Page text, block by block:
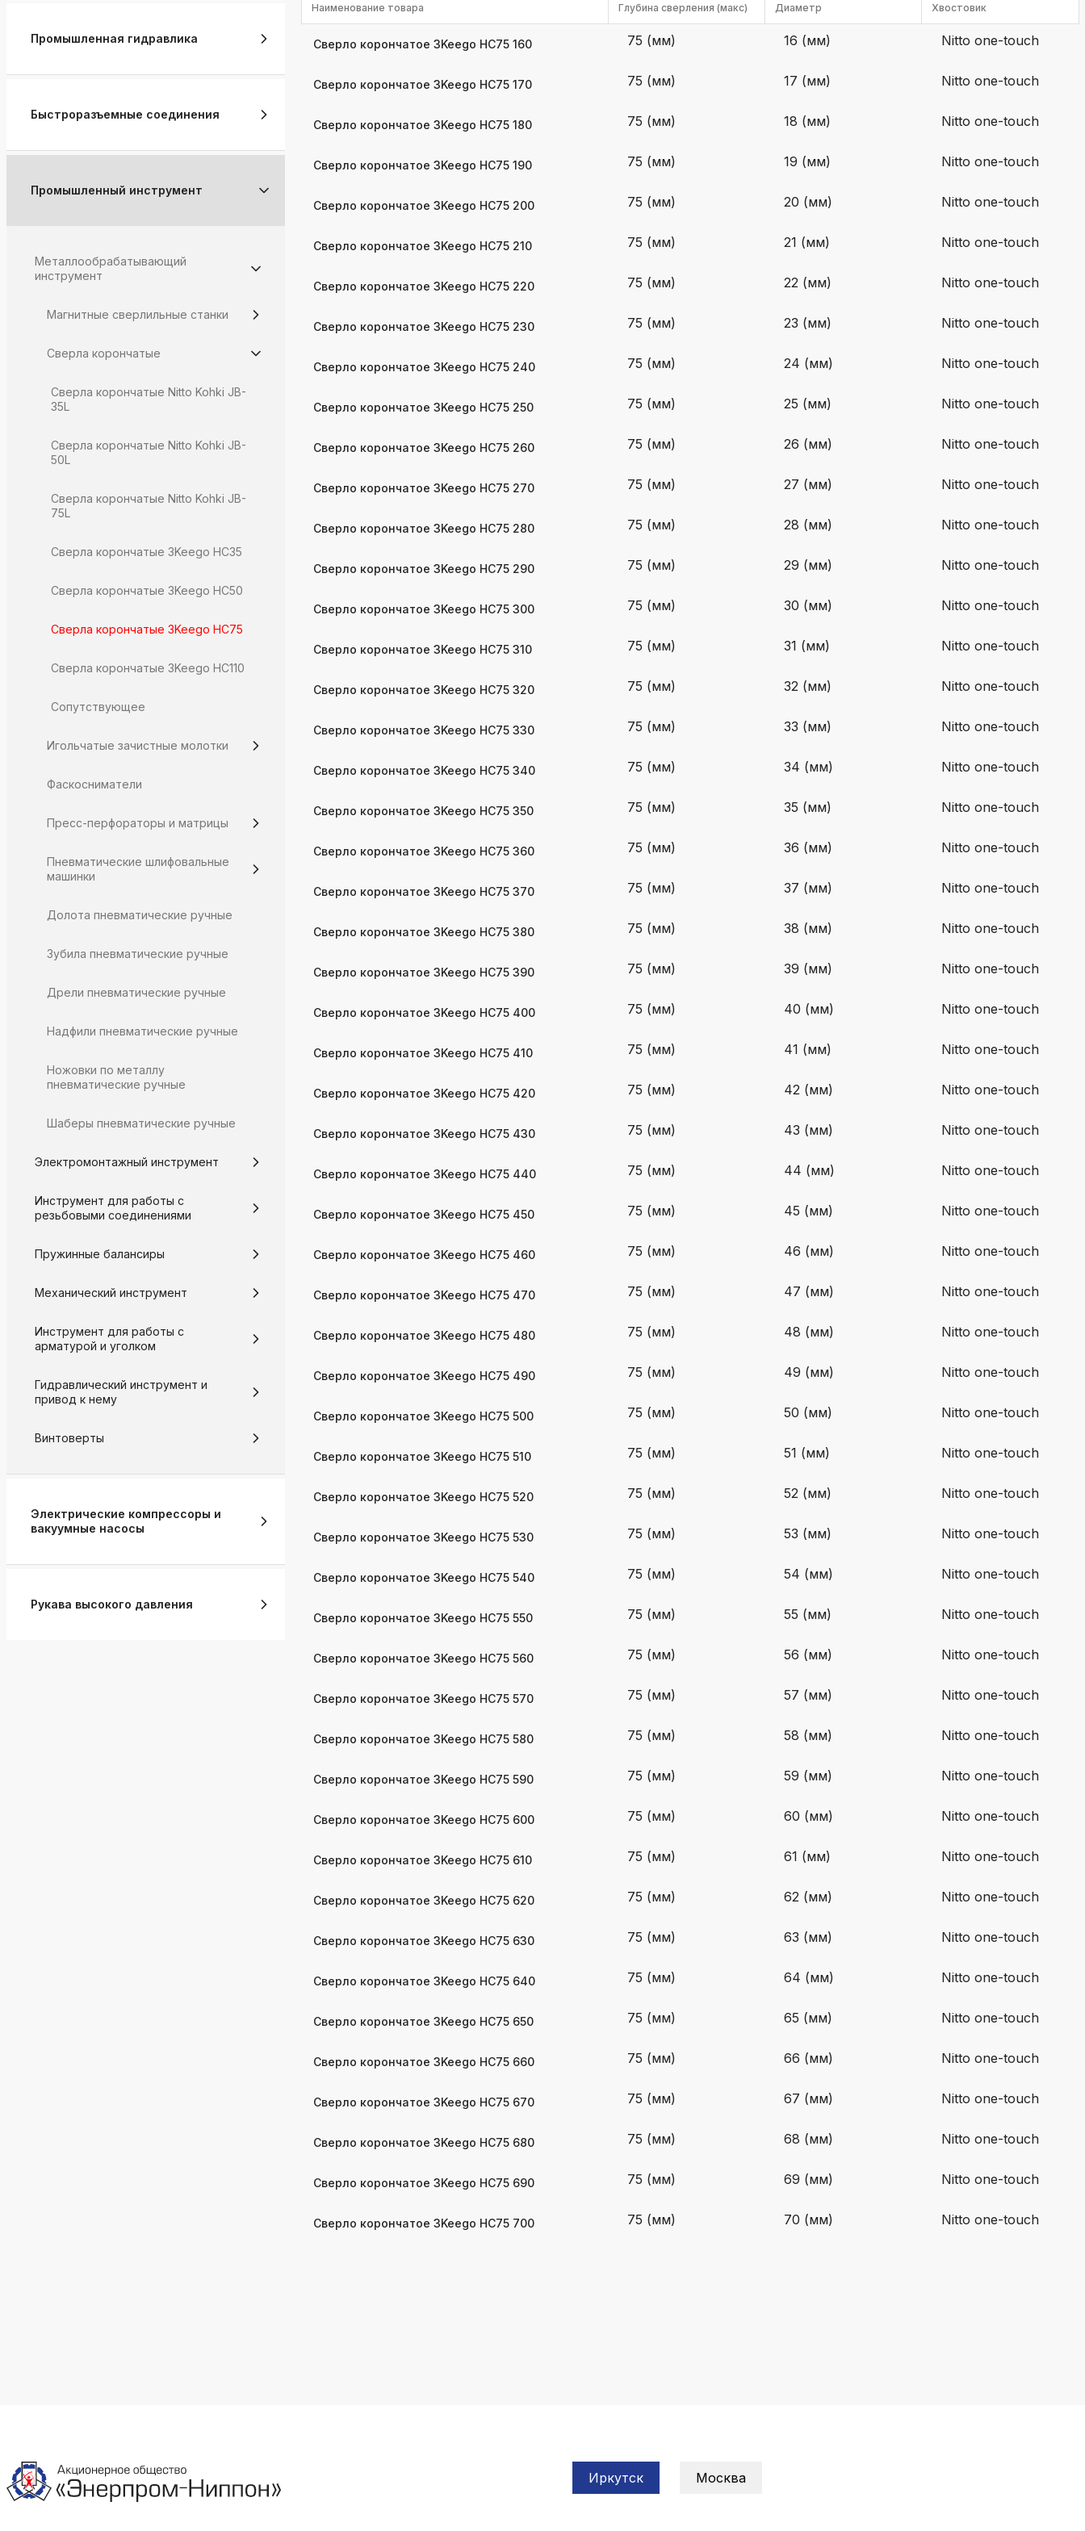
ksldkfjsdlfkjsls;ldfkgjsdl;kfkфыва
ksldkfjsdlfkjsls;ldfkgjsdl;kfkфыва
k
k
ksldkfjsdlfkjsls;ldfkgjsdl;kfkфыва
ksldkfjsdlfkjsls;ldfkgjsdl;kfkфыва
ksldkfjsdlfkjsls;ldfkgjsdl;kfkфыва
ksldkfjsdlfkjsls;ldfkgjsdl;kfkфыва
ksldkfjsdlfkjsls;ldfkgjsdl;kfkфыва
k
ksldkfjsdlfkjsls;ldfkgjsdl;kfkфыва
k
ksldkfjsdlfkjsls;ldfkgjsdl;kfkфыва
ksldkfjsdlfkjsls;ldfkgjsdl;kfkфыва
ksldkfjsdlfkjsls;ldfkgjsdl;kfkфыва
ksldkfjsdlfkjsls;ldfkgjsdl;kfkфыва
ksldkfjsdlfkjsls;ldfkgjsdl;kfkфыва
Промышленная гидравлика
Быстроразъемные соединения
Промышленный инструмент
Металлообрабатывающий
инструмент
Магнитные сверлильные станки
Сверла корончатые
Сверла корончатые Nitto Kohki JB-
35L
Сверла корончатые Nitto Kohki JB-
50L
Сверла корончатые Nitto Kohki JB-
75L
Сверла корончатые 3Keego HC35
Сверла корончатые 3Keego HC50
Сверла корончатые 3Keego HC75
Сверла корончатые 3Keego HC110
Сопутствующее
Игольчатые зачистные молотки
Фаскосниматели
Пресс-перфораторы и матрицы
Пневматические шлифовальные
машинки
Долота пневматические ручные
Зубила пневматические ручные
Дрели пневматические ручные
Надфили пневматические ручные
Ножовки по металлу
пневматические ручные
Шаберы пневматические ручные
Электромонтажный инструмент
Инструмент для работы с
резьбовыми соединениями
Пружинные балансиры
Механический инструмент
Инструмент для работы с
арматурой и уголком
Гидравлический инструмент и
привод к нему
Винтоверты
Электрические компрессоры и
вакуумные насосы
Рукава высокого давления
Наименование товара Глубина сверления (макс) Диаметр Хвостовик
Сверло корончатое 3Keego HC75 160 75 (мм) 16 (мм) Nitto one-touch
Сверло корончатое 3Keego HC75 170 75 (мм) 17 (мм) Nitto one-touch
Сверло корончатое 3Keego HC75 180 75 (мм) 18 (мм) Nitto one-touch
Сверло корончатое 3Keego HC75 190 75 (мм) 19 (мм) Nitto one-touch
Сверло корончатое 3Keego HC75 200 75 (мм) 20 (мм) Nitto one-touch
Сверло корончатое 3Keego HC75 210 75 (мм) 21 (мм) Nitto one-touch
Сверло корончатое 3Keego HC75 220 75 (мм) 22 (мм) Nitto one-touch
Сверло корончатое 3Keego HC75 230 75 (мм) 23 (мм) Nitto one-touch
Сверло корончатое 3Keego HC75 240 75 (мм) 24 (мм) Nitto one-touch
Сверло корончатое 3Keego HC75 250 75 (мм) 25 (мм) Nitto one-touch
Сверло корончатое 3Keego HC75 260 75 (мм) 26 (мм) Nitto one-touch
Сверло корончатое 3Keego HC75 270 75 (мм) 27 (мм) Nitto one-touch
Сверло корончатое 3Keego HC75 280 75 (мм) 28 (мм) Nitto one-touch
Сверло корончатое 3Keego HC75 290 75 (мм) 29 (мм) Nitto one-touch
Сверло корончатое 3Keego HC75 300 75 (мм) 30 (мм) Nitto one-touch
Сверло корончатое 3Keego HC75 310 75 (мм) 31 (мм) Nitto one-touch
Сверло корончатое 3Keego HC75 320 75 (мм) 32 (мм) Nitto one-touch
Сверло корончатое 3Keego HC75 330 75 (мм) 33 (мм) Nitto one-touch
Сверло корончатое 3Keego HC75 340 75 (мм) 34 (мм) Nitto one-touch
Сверло корончатое 3Keego HC75 350 75 (мм) 35 (мм) Nitto one-touch
Сверло корончатое 3Keego HC75 360 75 (мм) 36 (мм) Nitto one-touch
Сверло корончатое 3Keego HC75 370 75 (мм) 37 (мм) Nitto one-touch
Сверло корончатое 3Keego HC75 380 75 (мм) 38 (мм) Nitto one-touch
Сверло корончатое 3Keego HC75 390 75 (мм) 39 (мм) Nitto one-touch
Сверло корончатое 3Keego HC75 400 75 (мм) 40 (мм) Nitto one-touch
Сверло корончатое 3Keego HC75 410 75 (мм) 41 (мм) Nitto one-touch
Сверло корончатое 3Keego HC75 420 75 (мм) 42 (мм) Nitto one-touch
Сверло корончатое 3Keego HC75 430 75 (мм) 43 (мм) Nitto one-touch
Сверло корончатое 3Keego HC75 440 75 (мм) 44 (мм) Nitto one-touch
Сверло корончатое 3Keego HC75 450 75 (мм) 45 (мм) Nitto one-touch
Сверло корончатое 3Keego HC75 460 75 (мм) 46 (мм) Nitto one-touch
Сверло корончатое 3Keego HC75 470 75 (мм) 47 (мм) Nitto one-touch
Сверло корончатое 3Keego HC75 480 75 (мм) 48 (мм) Nitto one-touch
Сверло корончатое 3Keego HC75 490 75 (мм) 49 (мм) Nitto one-touch
Сверло корончатое 3Keego HC75 500 75 (мм) 50 (мм) Nitto one-touch
Сверло корончатое 3Keego HC75 510 75 (мм) 51 (мм) Nitto one-touch
Сверло корончатое 3Keego HC75 520 75 (мм) 52 (мм) Nitto one-touch
Сверло корончатое 3Keego HC75 530 75 (мм) 53 (мм) Nitto one-touch
Сверло корончатое 3Keego HC75 540 75 (мм) 54 (мм) Nitto one-touch
Сверло корончатое 3Keego HC75 550 75 (мм) 55 (мм) Nitto one-touch
Сверло корончатое 3Keego HC75 560 75 (мм) 56 (мм) Nitto one-touch
Сверло корончатое 3Keego HC75 570 75 (мм) 57 (мм) Nitto one-touch
Сверло корончатое 3Keego HC75 580 75 (мм) 58 (мм) Nitto one-touch
Сверло корончатое 3Keego HC75 590 75 (мм) 59 (мм) Nitto one-touch
Сверло корончатое 3Keego HC75 600 75 (мм) 60 (мм) Nitto one-touch
Сверло корончатое 3Keego HC75 610 75 (мм) 61 (мм) Nitto one-touch
Сверло корончатое 3Keego HC75 620 75 (мм) 62 (мм) Nitto one-touch
Сверло корончатое 3Keego HC75 630 75 (мм) 63 (мм) Nitto one-touch
Сверло корончатое 3Keego HC75 640 75 (мм) 64 (мм) Nitto one-touch
Сверло корончатое 3Keego HC75 650 75 (мм) 65 (мм) Nitto one-touch
Сверло корончатое 3Keego HC75 660 75 (мм) 66 (мм) Nitto one-touch
Сверло корончатое 3Keego HC75 670 75 (мм) 67 (мм) Nitto one-touch
Сверло корончатое 3Keego HC75 680 75 (мм) 68 (мм) Nitto one-touch
Сверло корончатое 3Keego HC75 690 75 (мм) 69 (мм) Nitto one-touch
Сверло корончатое 3Keego HC75 700 75 (мм) 70 (мм) Nitto one-touch
Иркутск Москва